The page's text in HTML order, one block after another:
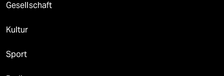
Gesellschaft
Kultur
Sport